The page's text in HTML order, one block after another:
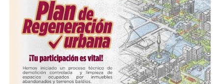
Claudia Sheinbaum renueva el PACIC: Canasta básica se
mantendrá en 910 pesos
Me gusta esto: